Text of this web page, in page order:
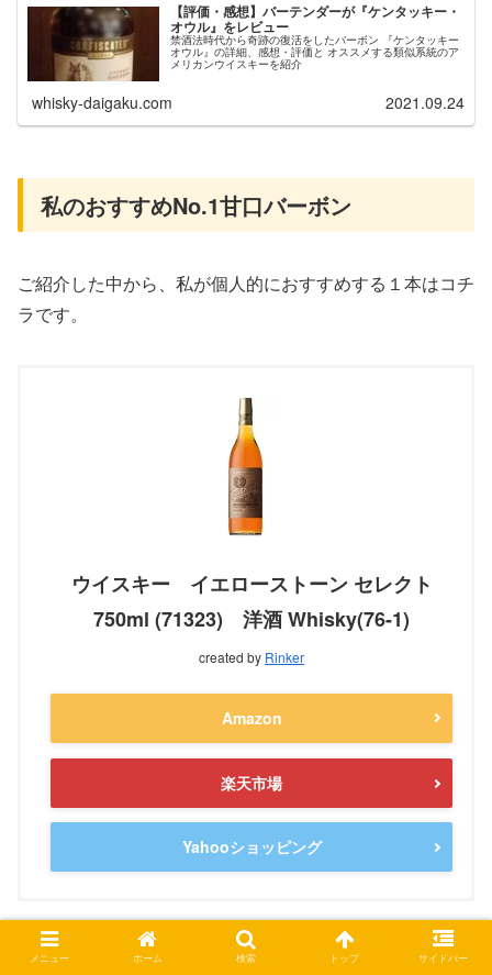
【評価・感想】バーテンダーが『ケンタッキー・
オウル』をレビュー
禁酒法時代から奇跡の復活をしたバーボン 『ケンタッキー
オウル』の詳細、感想・評価と オススメする類似系統のア
メリカンウイスキーを紹介
whisky-daigaku.com 2021.09.24
私のおすすめNo.1甘口バーボン
ご紹介した中から、私が個人的におすすめする１本はコチ
ラです。
ウイスキー イエローストーン セレクト
750ml (71323) 洋酒 Whisky(76-1)
created by Rinker
Amazon
楽天市場
Yahooショッピング
メニュー ホーム 検索 トップ サイドバー